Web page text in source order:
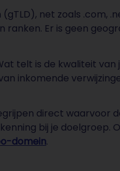
net zoals .com,
Er is geen
telt is de kwaliteit van
inkomende
direct waarvoor
bij je doelgroep.
domein.